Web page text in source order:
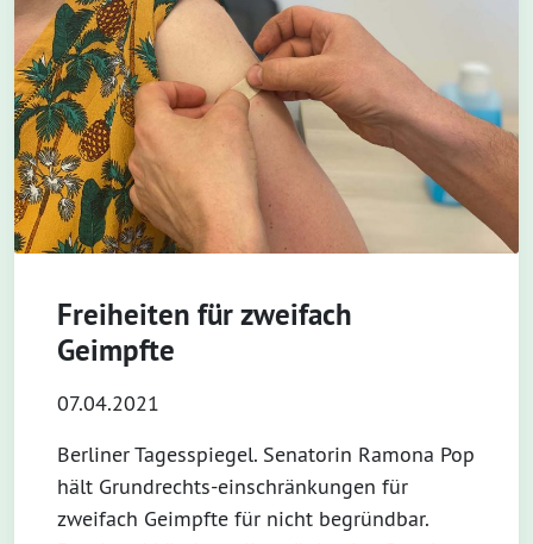
Freiheiten für zweifach
Geimpfte
07.04.2021
Berliner Tagesspiegel. Senatorin Ramona Pop
hält Grundrechts-einschränkungen für
zweifach Geimpfte für nicht begründbar.